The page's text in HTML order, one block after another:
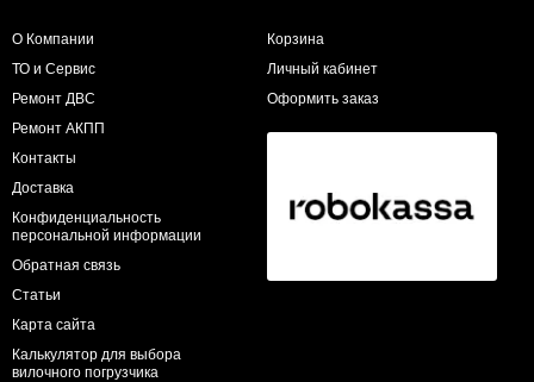
О Компании
ТО и Сервис
​Ремонт ДВС
Ремонт АКПП
Контакты
Доставка
Конфиденциальность
персональной информации
Обратная связь
Статьи
Карта сайта
Калькулятор для выбора
вилочного погрузчика
Корзина
Личный кабинет
Оформить заказ